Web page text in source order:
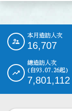
::: 本月造訪人次
16,707
總造訪人次
(自93.07.26起)
7,801,112